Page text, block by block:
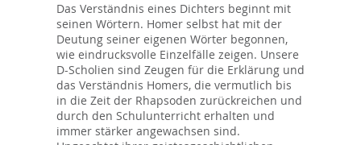
Das Verständnis eines Dichters beginnt mit
seinen Wörtern. Homer selbst hat mit der
Deutung seiner eigenen Wörter begonnen,
wie eindrucksvolle Einzelfälle zeigen. Unsere
D-Scholien sind Zeugen für die Erklärung und
das Verständnis Homers, die vermutlich bis
in die Zeit der Rhapsoden zurückreichen und
durch den Schulunterricht erhalten und
immer stärker angewachsen sind.